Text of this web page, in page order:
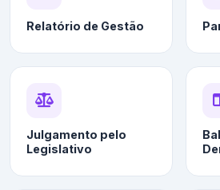
Relatório de Gestão
Julgamento pelo
Legislativo